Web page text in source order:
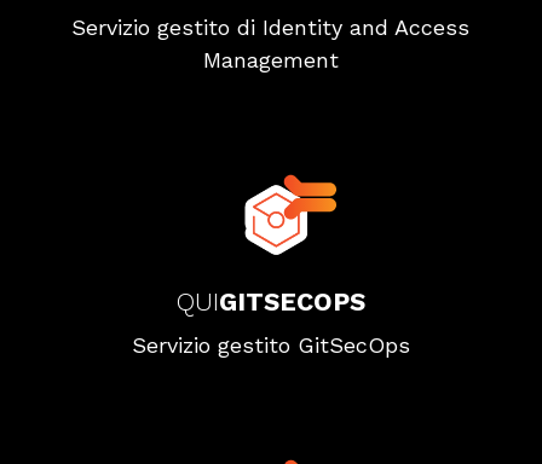
Servizio gestito di Identity and Access
Management
QUIGITSECOPS
Servizio gestito GitSecOps